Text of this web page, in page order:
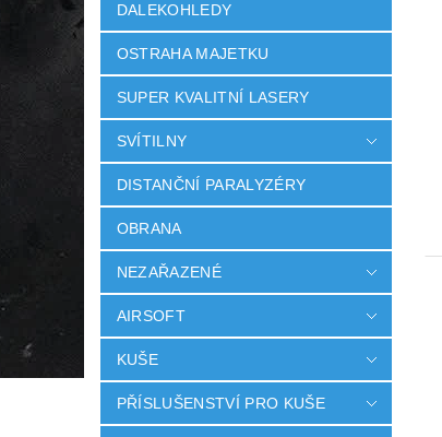
DALEKOHLEDY
OSTRAHA MAJETKU
SUPER KVALITNÍ LASERY
SVÍTILNY
DISTANČNÍ PARALYZÉRY
OBRANA
NEZAŘAZENÉ
AIRSOFT
KUŠE
PŘÍSLUŠENSTVÍ PRO KUŠE